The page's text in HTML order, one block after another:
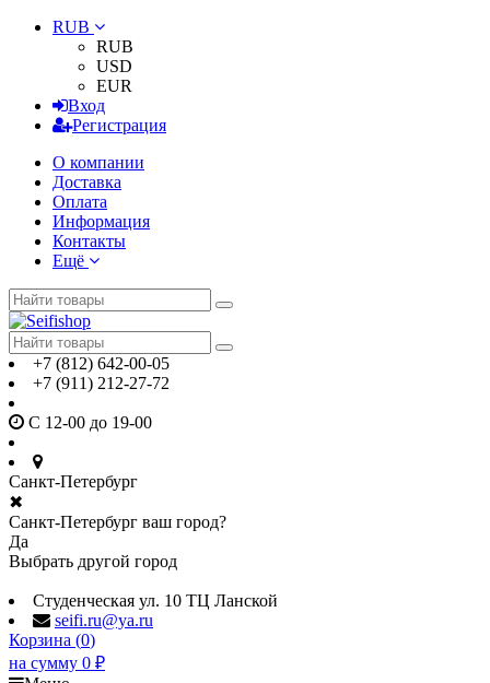
RUB
RUB
USD
EUR
Вход
Регистрация
О компании
Доставка
Оплата
Информация
Контакты
Ещё
+7 (812) 642-00-05
+7 (911) 212-27-72
С 12-00 до 19-00
Санкт-Петербург
✖
Санкт-Петербург ваш город?
Да
Выбрать другой город
Студенческая ул. 10 ТЦ Ланской
seifi.ru@ya.ru
Корзина (0)
на сумму 0 ₽